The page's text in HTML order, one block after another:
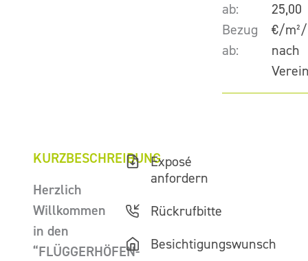
ab:
25,00
€/
Bezug
ab:
nach
KURZBESCHREIBUNG
Herzlich
Willkommen
in den
“FLÜGGERHÖFEN-
Exposé
anfordern
Rückrufbitte
Besichtigungswunsch